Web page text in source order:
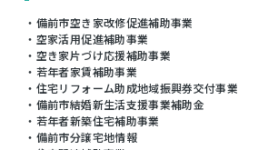
・備前市空き家改修促進補助事業
・空家活用促進補助事業
・空き家片づけ応援補助事業
・若年者家賃補助事業
・住宅リフォーム助成地域振興券交付事業
・備前市結婚新生活支援事業補助金
・若年者新築住宅補助事業
・備前市分譲宅地情報